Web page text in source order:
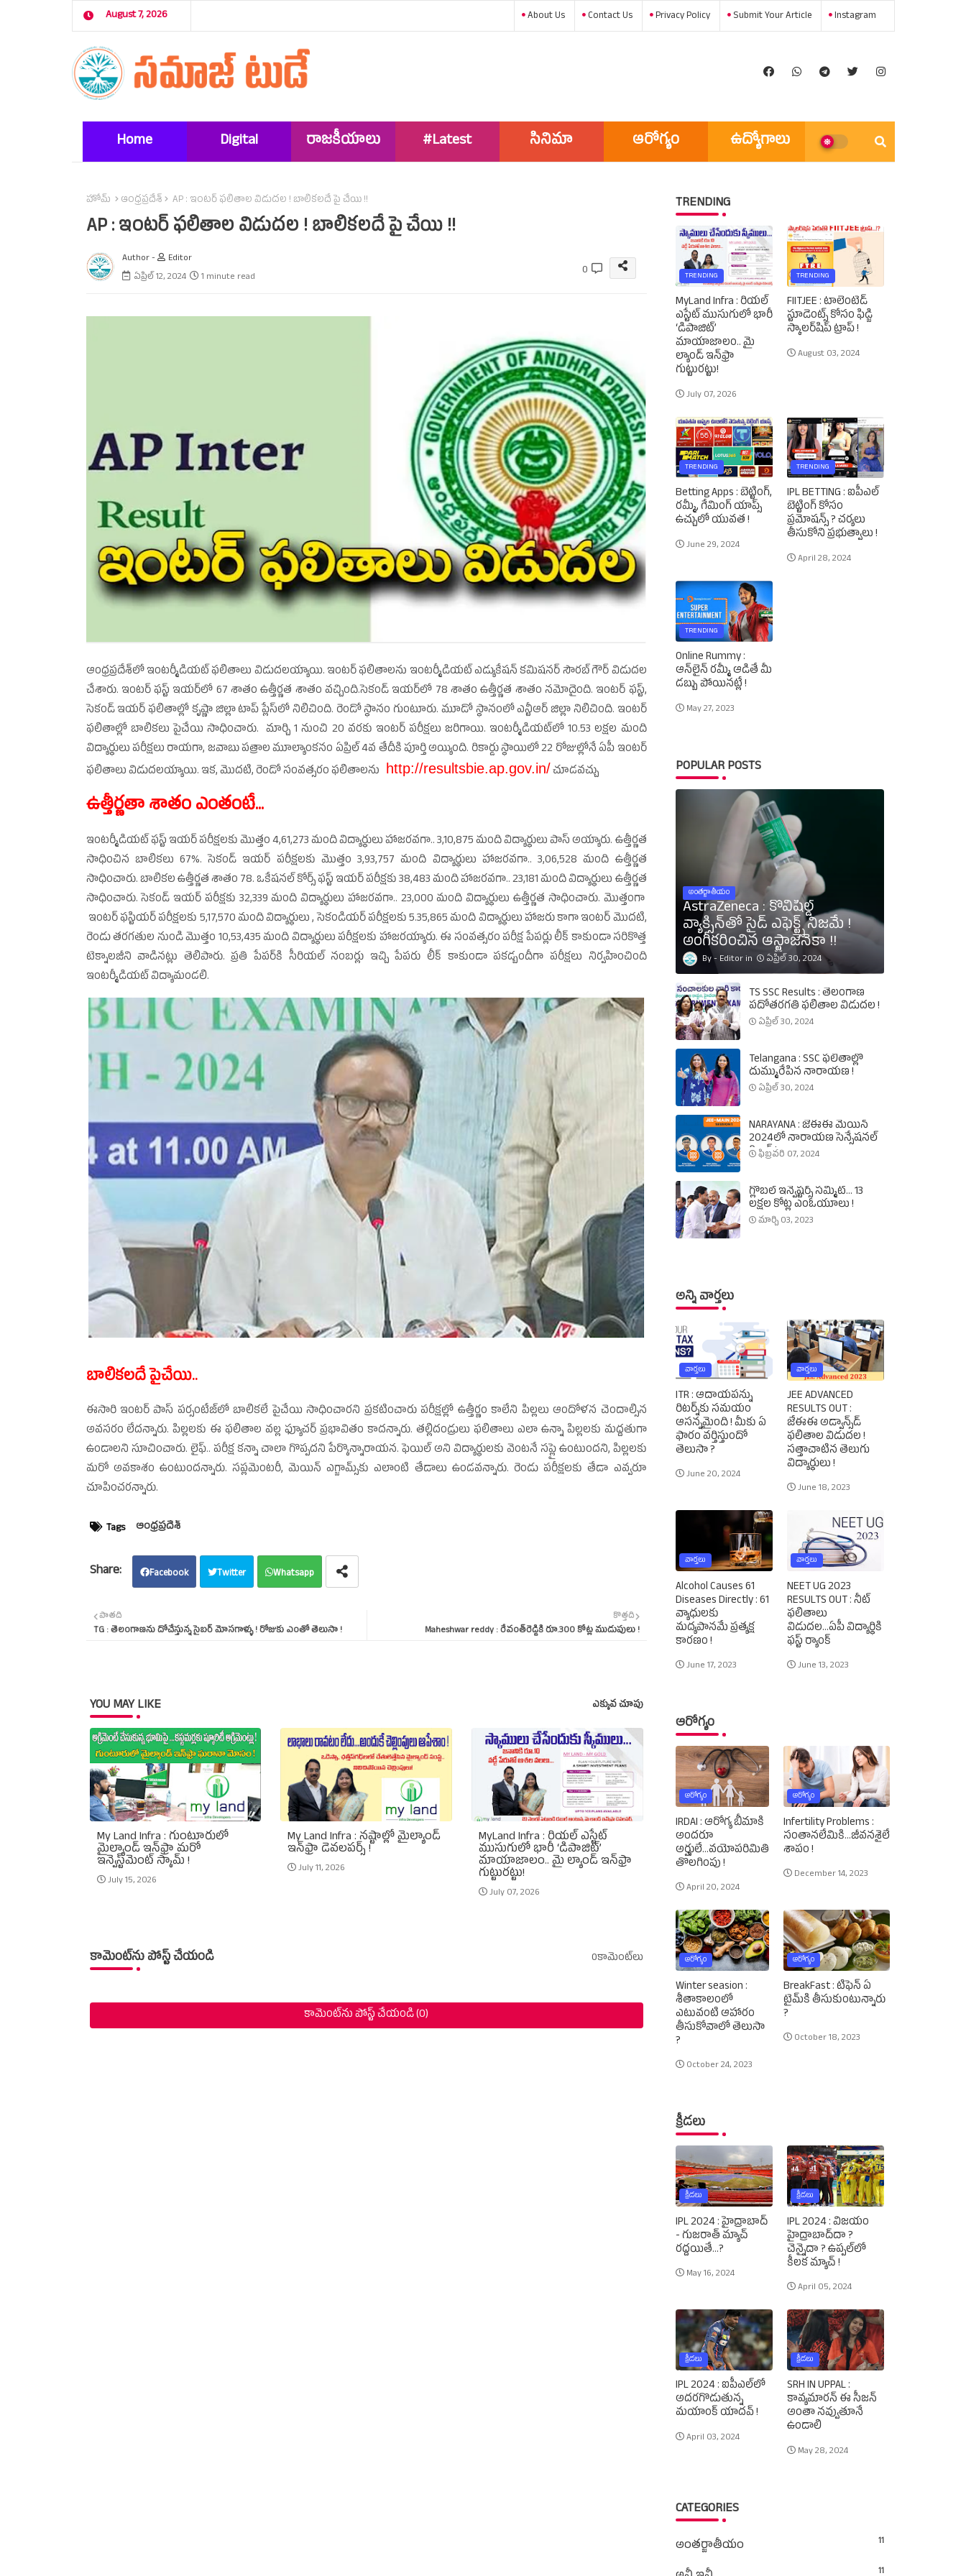
August 7, 2026 About Us Contact Us Privacy Policy Submit Your Article Instagram
Home
Digital
రాజకీయాలు
#Latest
సినిమా ఆరోగ్యం ఉద్యోగాలు అన్ని వార్తలు
హోమ్ ఆంధ్రప్రదేశ్‌ AP : ఇంటర్‌ ఫలితాల విడుదల ! బాలికలదే పై చేయి !!
AP : ఇంటర్‌ ఫలితాల విడుదల ! బాలికలదే పై చేయి !!
Author -
Editor
ఏప్రిల్ 12, 2024
1 minute read 0
ఆంధ్రప్రదేశ్‌లో ఇంటర్మీడియట్‌ ఫలితాలు విడుదలయ్యాయి. ఇంటర్‌ ఫలితాలను ఇంటర్మీడియట్‌ ఎడ్యుకేషన్‌ కమిషనర్‌ సౌరబ్‌ గౌర్‌ విడుదల
చేశారు. ఇంటర్‌ ఫస్ట్‌ ఇయర్‌లో 67 శాతం ఉత్తీర్ణత శాతం వచ్చింది.సెకండ్‌ ఇయర్‌లో 78 శాతం ఉత్తీర్ణత శాతం నమోదైంది. ఇంటర్‌ ఫస్ట్‌,
సెకండ్‌ ఇయర్‌ ఫలితాల్లో కృష్ణా జిల్లా టాప్‌ ప్లేస్‌లో నిలిచింది. రెండో స్థానం గుంటూరు. మూడో స్థానంలో ఎన్టీఆర్‌ జిల్లా నిలిచింది. ఇంటర్‌
ఫలితాల్లో బాలికలు పైచేయి సాధించారు. మార్చి 1 నుంచి 20 వరకు ఇంటర్‌ పరీక్షలు జరిగాయి. ఇంటర్మీడియట్‌లో 10.53 లక్షల మంది
విద్యార్థులు పరీక్షలు రాయగా, జవాబు పత్రాల మూల్యాంకనం ఏప్రిల్‌ 4వ తేదీకి పూర్తి అయ్యింది. రికార్డు స్థాయిలో 22 రోజుల్లోనే ఏపీ ఇంటర్‌
ఫలితాలు విడుదలయ్యాయి. ఇక, మొదటి, రెండో సంవత్సరం ఫలితాలను http://resultsbie.ap.gov.in/చూడవచ్చు
ఉత్తీర్ణతా శాతం ఎంతంటే...
ఇంటర్మీడియట్‌ ఫస్ట్‌ ఇయర్‌ పరీక్షలకు మొత్తం 4,61,273 మంది విద్యార్థులు హాజరవగా.. 3,10,875 మంది విద్యార్థులు పాస్‌ అయ్యారు. ఉత్తీర్ణత
సాధించిన బాలికలు 67%. సెకండ్‌ ఇయర్‌ పరీక్షలకు మొత్తం 3,93,757 మంది విద్యార్థులు హాజరవగా.. 3,06,528 మంది ఉత్తీర్ణత
సాధించారు. బాలికల ఉత్తీర్ణత శాతం 78. ఒకేషనల్‌ కోర్స్‌ ఫస్ట్‌ ఇయర్‌ పరీక్షకు 38,483 మంది హాజరవగా.. 23,181 మంది విద్యార్థులు ఉత్తీర్ణత
సాధించారు. సెకండ్‌ ఇయర్‌ పరీక్షకు 32,339 మంది విద్యార్థులు హాజరవగా.. 23,000 మంది విద్యార్థులు ఉత్తీర్ణత సాధించారు. మొత్తంగా
ఇంటర్‌ ఫస్టియర్‌ పరీక్షలకు 5,17,570 మంది విద్యార్థులు , సెకండియర్‌ పరీక్షలకు 5.35,865 మంది విద్యార్థులు హాజరు కాగా ఇంటర్‌ మొదటి,
రెండు తరగతుల నుండి మొత్తం 10,53,435 మంది విద్యార్థులు పరీక్షలకు హాజరయ్యారు. ఈ సంవత్సరం పరీక్ష పేపర్లు లీక్‌ కాకుండా సరికొత్త
టెక్నాలజీని వాడినట్లు తెలిపారు. ప్రతి పేపర్‌కి సీరియల్‌ నంబర్లు ఇచ్చి పేపరు లీక్‌ కాకుండా పకడ్బందీగా పరీక్షలు నిర్వహించింది
ఇంటర్మీడియట్‌ విద్యామండలి.
బాలికలదే పైచేయి..
ఈసారి ఇంటర్‌ పాస్‌ పర్సంటేజ్‌లో బాలికలే పైచేయి సాధించారని ప్రకటించారు పరీక్షల్లో ఉత్తీర్ణం కాలేని పిల్లలు ఆందోళన చెందాల్సిన
అవసరం లేదన్నారు. పిల్లలకు ఈ ఫలితాల వల్ల ఫ్యూచర్‌ ప్రభావితం కాదన్నారు. తల్లిదండ్రులు ఫలితాలు ఎలా ఉన్నా పిల్లలకు మద్దతుగా
ఉండాలని సూచించారు. లైఫ్‌.. పరీక్ష కన్నా చాలా గొప్పదని పేర్కొన్నారాయన. ఫెయిల్‌ అని విద్యార్థులకు వెంటనే సప్లై ఉంటుందని, పిల్లలకు
మరో అవకాశం ఉంటుందన్నారు. సప్లమెంటరీ, మెయిన్‌ ఎగ్జామ్స్‌కు ఎలాంటి తేడాలు ఉండవన్నారు. రెండు పరీక్షలకు తేడా ఎవ్వరూ
చూపించరన్నారు.
Tags ఆంధ్రప్రదేశ్‌
Facebook Twitter Whatsapp
కొత్తది
Maheshwar reddy : రేవంత్‌రెడ్డికి రూ.300 కోట్ల ముడుపులు !
పాతది
TG : తెలంగాణను దోచేస్తున్న సైబర్‌ మోసగాళ్ళు ! రోజుకు ఎంతో తెలుసా !
YOU MAY LIKE ఎక్కువ చూపు
My Land Infra : గుంటూరులో
మైల్యాండ్ ఇన్‌ఫ్రా మరో
ఇన్వెస్ట్‌మెంట్ స్కామ్ !
July 15, 2026
My Land Infra : నష్టాల్లో మైల్యాండ్
ఇన్‌ఫ్రా డెవలపర్స్ !
July 11, 2026
MyLand Infra : రియల్ ఎస్టేట్
ముసుగులో భారీ ‘డిపాజిట్’
మాయాజాలం.. మై ల్యాండ్ ఇన్‌ఫ్రా
గుట్టురట్టు!
July 07, 2026
కామెంట్‌ను పోస్ట్ చేయండి 0కామెంట్‌లు
కామెంట్‌ను పోస్ట్ చేయండి (0)
TRENDING
TRENDING
MyLand Infra : రియల్
ఎస్టేట్ ముసుగులో భారీ
‘డిపాజిట్’
మాయాజాలం.. మై
ల్యాండ్ ఇన్‌ఫ్రా
గుట్టురట్టు!
July 07, 2026
TRENDING
FIITJEE : టాలెంటెడ్‌
స్టూడెంట్స్‌ కోసం ఫిడ్జి
స్కాలర్‌షిప్‌ ట్రాప్‌ !
August 03, 2024
TRENDING
Betting Apps : బెట్టింగ్‌,
రమ్మీ, గేమింగ్‌ యాప్స్‌
ఉచ్చులో యువత !
June 29, 2024
TRENDING
IPL BETTING : ఐపీఎల్‌
బెట్టింగ్‌ కోసం
ప్రమోషన్స్‌ ? చర్యలు
తీసుకోని ప్రభుత్వాలు !
April 28, 2024
TRENDING
Online Rummy :
ఆన్‌లైన్‌ రమ్మీ ఆడితే మీ
డబ్బు పోయినట్లే !
May 27, 2023
POPULAR POSTS
అంతర్జాతీయం
AstraZeneca : కోవిషీల్డ్‌
వ్యాక్సిన్‌తో సైడ్‌ ఎఫెక్ట్స్‌ నిజమే !
అంగీకరించిన ఆస్ట్రాజెనెకా !!
Editor ఏప్రిల్ 30, 2024
TS SSC Results : తెలంగాణ
పదోతరగతి ఫలితాల విడుదల !
ఏప్రిల్ 30, 2024
Telangana : SSC ఫలితాల్లో
దుమ్మురేపిన నారాయణ !
ఏప్రిల్ 30, 2024
NARAYANA : జేఈఈ మెయిన్‌
2024లో నారాయణ సెన్సేషనల్‌
రికార్డ్‌ !
ఫిబ్రవరి 07, 2024
గ్లోబల్‌ ఇన్వెష్టర్స్‌ సమ్మిట్‌... 13
లక్షల కోట్ల ఎంఓయూలు !
మార్చి 03, 2023
అన్ని వార్తలు
వార్తలు
ITR : ఆదాయపన్ను
రిటర్న్‌కు సమయం
ఆసన్నమైంది ! మీకు ఏ
ఫారం వర్తిస్తుందో
తెలుసా ?
June 20, 2024
వార్తలు
JEE ADVANCED
RESULTS OUT :
జేఈఈ అడ్వాన్స్‌డ్‌
ఫలితాల విడుదల !
సత్తాచాటిన తెలుగు
విద్యార్థులు !
June 18, 2023
వార్తలు
Alcohol Causes 61
Diseases Directly : 61
వ్యాధులకు
మద్యపానమే ప్రత్యక్ష
కారణం !
June 17, 2023
వార్తలు
NEET UG 2023
RESULTS OUT : నీట్‌
ఫలితాలు
విడుదల...ఏపీ విద్యార్థికి
ఫస్ట్‌ ర్యాంక్‌
June 13, 2023
ఆరోగ్యం
ఆరోగ్యం
IRDAI : ఆరోగ్య బీమాకి
అందరూ
అర్హులే...వయోపరిమితి
తొలగింపు !
April 20, 2024
ఆరోగ్యం
Infertility Problems :
సంతానలేమికి...జీవనశైలే
శాపం !
December 14, 2023
ఆరోగ్యం
Winter seasion :
శీతాకాలంలో
ఎటువంటి ఆహారం
తీసుకోవాలో తెలుసా
?
October 24, 2023
ఆరోగ్యం
BreakFast : టిఫెన్‌ ఏ
టైమ్‌కి తీసుకుంటున్నారు
?
October 18, 2023
క్రీడలు
క్రీడలు
IPL 2024 : హైద్రాబాద్‌
- గుజరాత్‌ మ్యాచ్‌
రద్దయితే...?
May 16, 2024
క్రీడలు
IPL 2024 : విజయం
హైద్రాబాద్‌దా ?
చెన్నైదా ? ఉప్పల్‌లో
కీలక మ్యాచ్‌ !
April 05, 2024
క్రీడలు
IPL 2024 : ఐపీఎల్‌లో
అదరగొడుతున్న
మయాంక్‌ యాదవ్‌ !
April 03, 2024
క్రీడలు
SRH IN UPPAL :
కావ్యమారన్‌ ఈ సీజన్‌
అంతా నవ్వుతూనే
ఉండాలి
May 28, 2024
CATEGORIES
అంతర్జాతీయం 11
11